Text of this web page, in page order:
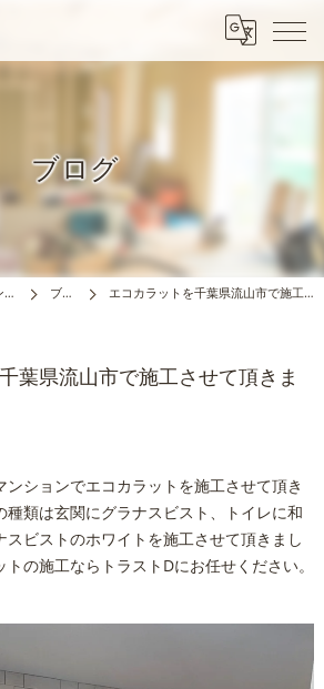
ブログ
東京のフロアコーティングはTRUST-D ブログ エコカラットを千葉県流山市で施工させて頂きました
葉県流山市で施工させて頂きま
ションでエコカラットを施工させて頂き
種類は玄関にグラナスビスト、トイレに和
ビストのホワイトを施工させて頂きまし
の施工ならトラストDにお任せください。